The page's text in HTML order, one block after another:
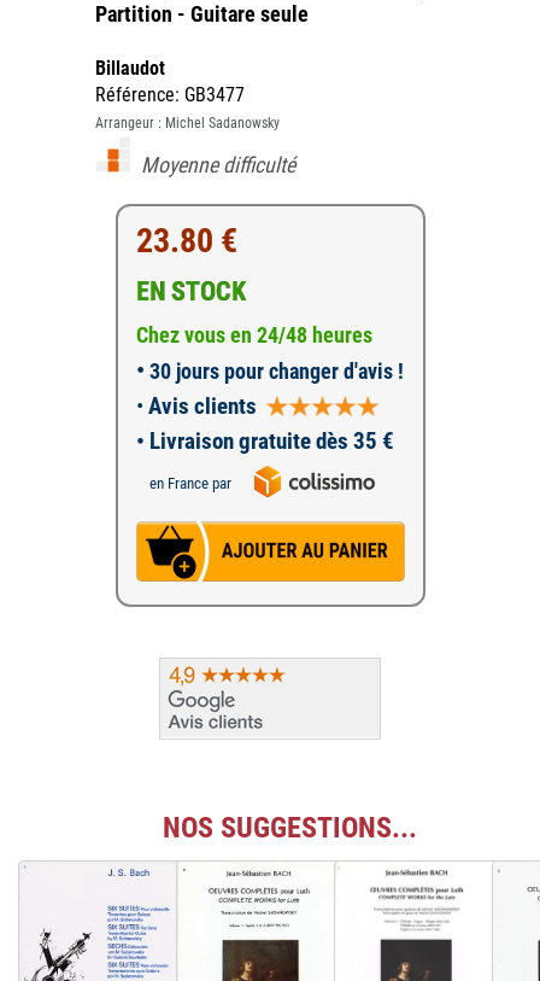
Partition - Guitare seule
Billaudot
Référence: GB3477
Arrangeur : Michel Sadanowsky
Moyenne difficulté
23.80 €
EN STOCK
Chez vous en 24/48 heures
• 30 jours pour changer d'avis !
• Avis clients
• Livraison gratuite dès 35 €
en France par
NOS SUGGESTIONS...